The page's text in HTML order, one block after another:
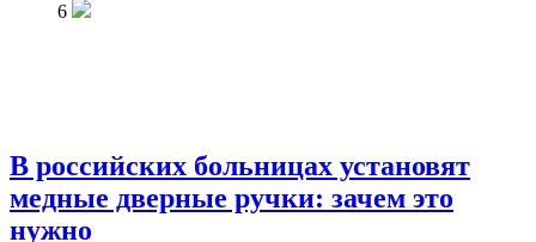
6
В российских больницах установят
медные дверные ручки: зачем это
нужно